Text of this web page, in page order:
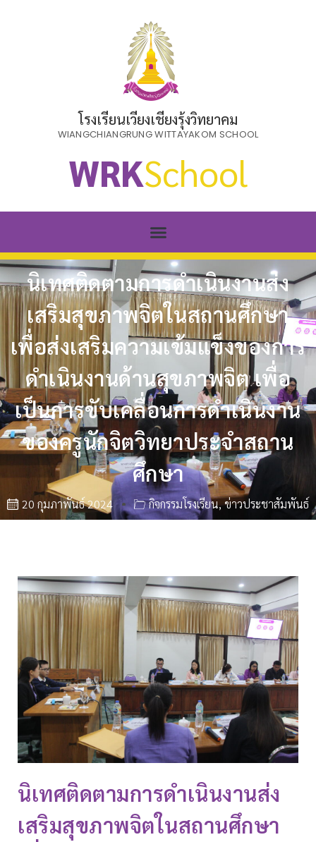
โรงเรียนเวียงเชียงรุ้งวิทยาคม
WIANGCHIANGRUNG WITTAYAKOM SCHOOL
WRKSchool
นิเทศติดตามการดำเนินงานส่ง
เสริมสุขภาพจิตในสถานศึกษา
เพื่อส่งเสริมความเข้มแข็งของการ
ดำเนินงานด้านสุขภาพจิต เพื่อ
เป็นการขับเคลื่อนการดำเนินงาน
ของครูนักจิตวิทยาประจำสถาน
ศึกษา
20 กุมภาพันธ์ 2024 กิจกรรมโรงเรียน,ข่าวประชาสัมพันธ์
นิเทศติดตามการดำเนินงานส่ง
เสริมสุขภาพจิตในสถานศึกษา